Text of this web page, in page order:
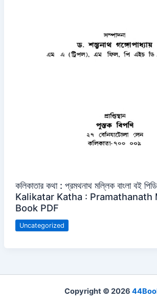
কলিকাতার কথা : প্রমথনাথ মল্লিক বাংলা বই
Kalikatar Katha : Pramathanath
Book PDF
Uncategorized
Copyright © 2026